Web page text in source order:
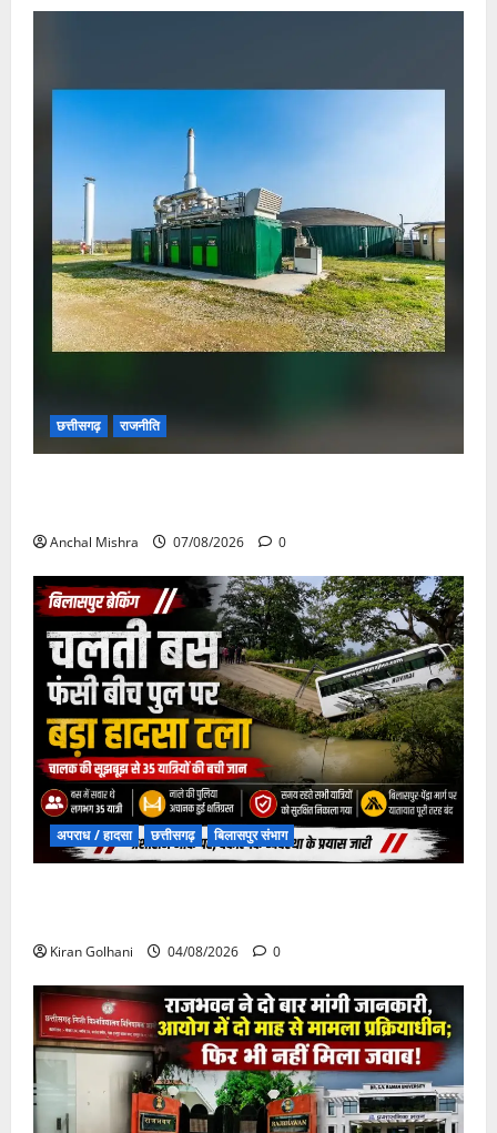
छत्तीसगढ़ राजनीति
Anchal Mishra 07/08/2026 0
अपराध / हादसा छत्तीसगढ़ बिलासपुर संभाग
Kiran Golhani 04/08/2026 0